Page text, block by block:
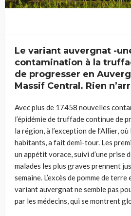
Le variant auvergnat -
contamination à la
de progresser en
Massif Central. Rien
Avec plus de 17458 nouvelles
l’épidémie de truffade continue de
la région, à l’exception de l’Allier,
habitants, a fait demi-tour. Les
un appétit vorace, suivi d’une prise
malades les plus graves prennent
semaine. L’excès de pomme de
variant auvergnat ne semble pas
par les médecins, qui se montrent